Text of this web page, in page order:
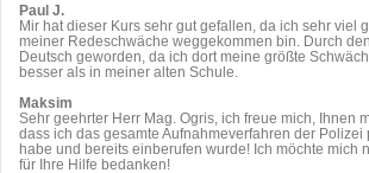
Paul J.
Mir hat dieser Kurs sehr gut gefallen, da ich sehr viel
meiner Redeschwäche weggekommen bin. Durch
Deutsch geworden, da ich dort meine größte
besser als in meiner alten Schule.
Maksim
Sehr geehrter Herr Mag. Ogris, ich freue mich, Ihnen
dass ich das gesamte Aufnahmeverfahren der Polizei
habe und bereits einberufen wurde! Ich möchte mich
für Ihre Hilfe bedanken!